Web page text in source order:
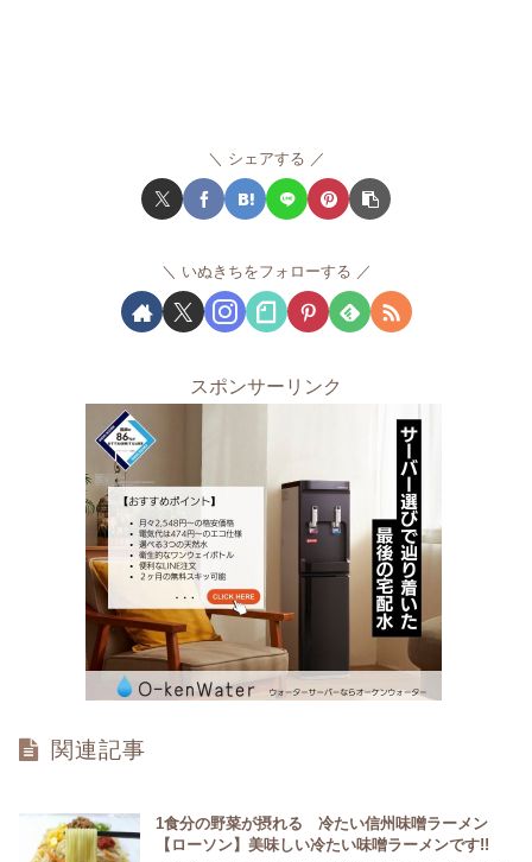
シェアする
いぬきちをフォローする
スポンサーリンク
関連記事
1食分の野菜が摂れる 冷たい信州味噌ラーメン
【ローソン】美味しい冷たい味噌ラーメンです!!